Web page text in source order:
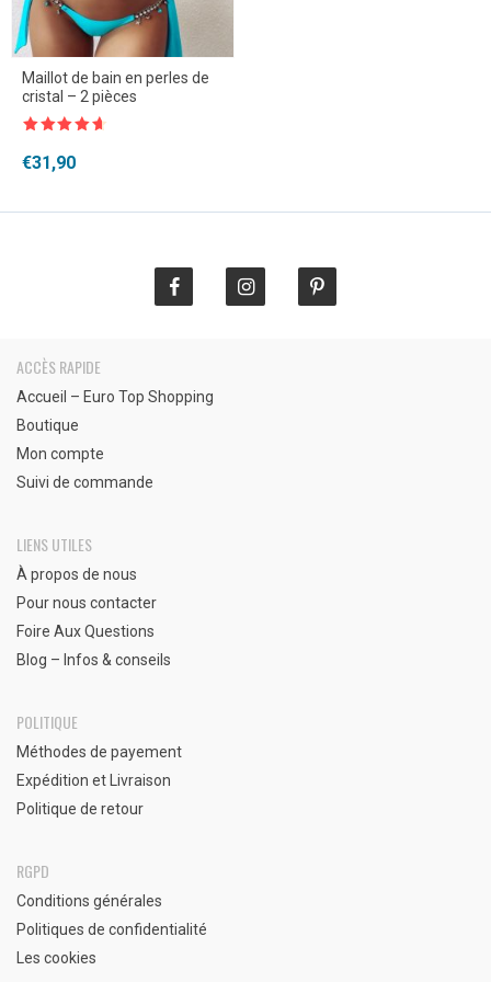
Maillot de bain en perles de
cristal – 2 pièces
€31,90
ACCÈS RAPIDE
Accueil – Euro Top Shopping
Boutique
Mon compte
Suivi de commande
LIENS UTILES
À propos de nous
Pour nous contacter
Foire Aux Questions
Blog – Infos & conseils
POLITIQUE
Méthodes de payement
Expédition et Livraison
Politique de retour
RGPD
Conditions générales
Politiques de confidentialité
Les cookies